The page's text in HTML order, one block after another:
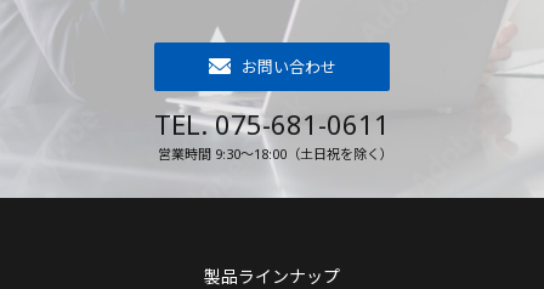
お問い合わせ
TEL. 075-681-0611
営業時間 9:30～18:00（土日祝を除く）
製品ラインナップ